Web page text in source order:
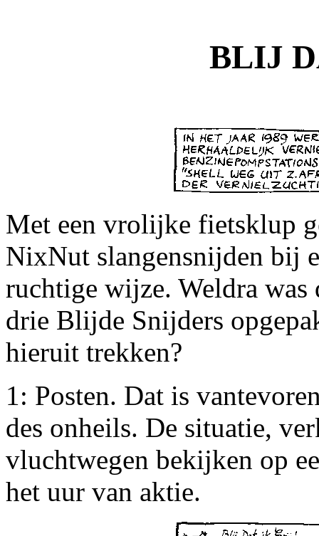
BLIJ
Met een vrolijke fietsklup
NixNut slangensnijden bij
ruchtige wijze. Weldra was
drie Blijde Snijders
hieruit trekken?
1: Posten. Dat is
des onheils. De situatie,
vluchtwegen bekijken op
het uur van aktie.